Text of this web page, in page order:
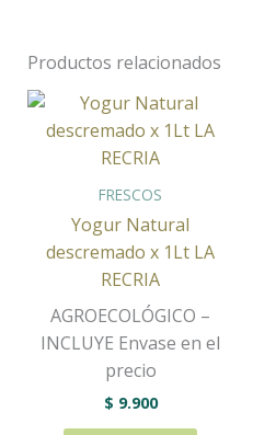
Productos relacionados
FRESCOS
Yogur Natural
descremado x 1Lt LA
RECRIA
AGROECOLÓGICO –
INCLUYE Envase en el
precio
$ 9.900